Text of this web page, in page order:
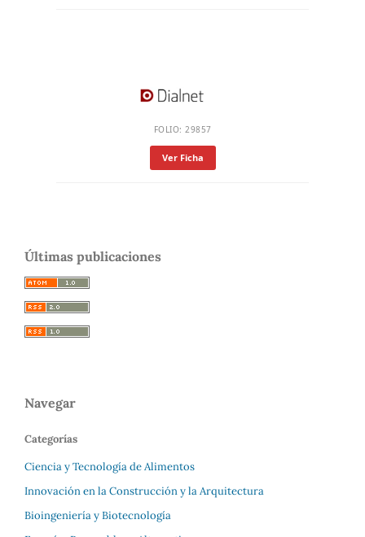
FOLIO: 29857
Ver Ficha
Últimas publicaciones
Navegar
Categorías
Ciencia y Tecnología de Alimentos
Innovación en la Construcción y la Arquitectura
Bioingeniería y Biotecnología